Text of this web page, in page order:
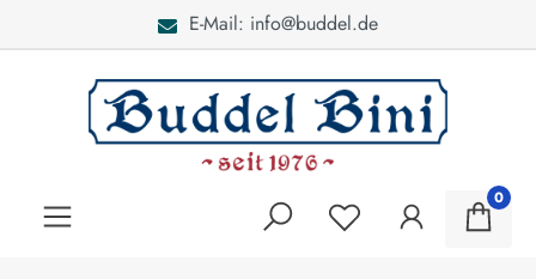
E-Mail: info@buddel.de
0